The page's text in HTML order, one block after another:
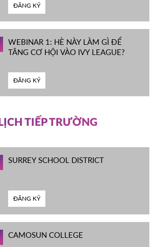
ĐĂNG KÝ
WEBINAR 1: HÈ NÀY LÀM GÌ ĐỂ
TĂNG CƠ HỘI VÀO IVY LEAGUE?
ĐĂNG KÝ
LỊCH TIẾP TRƯỜNG
SURREY SCHOOL DISTRICT
ĐĂNG KÝ
CAMOSUN COLLEGE